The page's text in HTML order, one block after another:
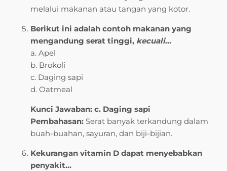
melalui makanan atau tangan yang kotor.
Berikut ini adalah contoh makanan yang
mengandung serat tinggi, kecuali…
a. Apel
b. Brokoli
c. Daging sapi
d. Oatmeal
Kunci Jawaban: c. Daging sapi
Pembahasan: Serat banyak terkandung dalam
buah-buahan, sayuran, dan biji-bijian.
Kekurangan vitamin D dapat menyebabkan
penyakit…